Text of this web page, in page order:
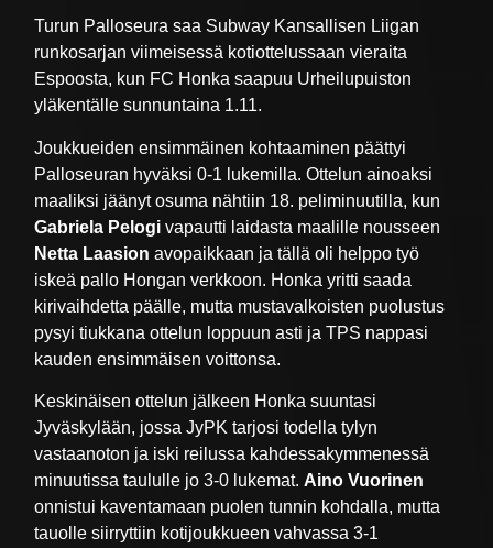
Turun Palloseura saa Subway Kansallisen Liigan
runkosarjan viimeisessä kotiottelussaan vieraita
Espoosta, kun FC Honka saapuu Urheilupuiston
yläkentälle sunnuntaina 1.11.
Joukkueiden ensimmäinen kohtaaminen päättyi
Palloseuran hyväksi 0-1 lukemilla. Ottelun ainoaksi
maaliksi jäänyt osuma nähtiin 18. peliminuutilla, kun
Gabriela Pelogi vapautti laidasta maalille nousseen
Netta Laasionavopaikkaan ja tällä oli helppo työ
iskeä pallo Hongan verkkoon. Honka yritti saada
kirivaihdetta päälle, mutta mustavalkoisten puolustus
pysyi tiukkana ottelun loppuun asti ja TPS nappasi
kauden ensimmäisen voittonsa.
Keskinäisen ottelun jälkeen Honka suuntasi
Jyväskylään, jossa JyPK tarjosi todella tylyn
vastaanoton ja iski reilussa kahdessakymmenessä
minuutissa taululle jo 3-0 lukemat. Aino Vuorinen
onnistui kaventamaan puolen tunnin kohdalla, mutta
tauolle siirryttiin kotijoukkueen vahvassa 3-1